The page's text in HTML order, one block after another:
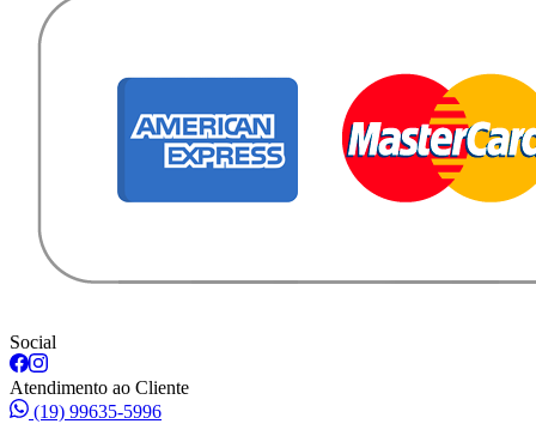
Social
Atendimento ao Cliente
(19) 99635-5996